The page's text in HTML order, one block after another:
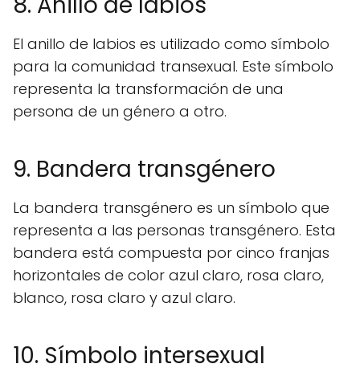
El anillo de labios es utilizado como símbolo
para la comunidad transexual. Este símbolo
representa la transformación de una
persona de un género a otro.
9. Bandera transgénero
La bandera transgénero es un símbolo que
representa a las personas transgénero. Esta
bandera está compuesta por cinco franjas
horizontales de color azul claro, rosa claro,
blanco, rosa claro y azul claro.
10. Símbolo intersexual